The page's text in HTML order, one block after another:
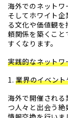
海外でのネットワ
そしてホワイト
る文化や価値観
頼関係を築くこ
すくなります。
実践的なネット
1.業界のイベン
海外で開催され
つ人々と出会う